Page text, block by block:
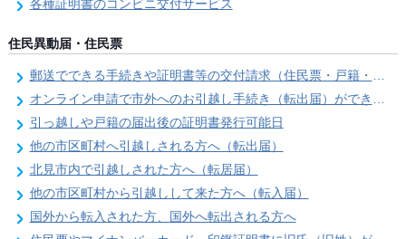
各種証明書のコンビニ交付サービス
住民異動届・住民票
郵送でできる手続きや証明書等の交付請求（住民票・戸籍・国民年金関係）
オンライン申請で市外へのお引越し手続き（転出届）ができます
引っ越しや戸籍の届出後の証明書発行可能日
他の市区町村へ引越しされる方へ（転出届）
北見市内で引越しされた方へ（転居届）
他の市区町村から引越しして来た方へ（転入届）
国外から転入された方、国外へ転出される方へ